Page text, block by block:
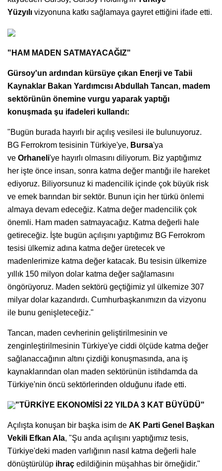
Yüzyılı vizyonuna katkı sağlamaya gayret ettiğini ifade etti.
"HAM MADEN SATMAYACAĞIZ"
Gürsoy'un ardından kürsüye çıkan Enerji ve Tabii
Kaynaklar Bakan Yardımcısı Abdullah Tancan, madem
sektörünün önemine vurgu yaparak yaptığı
konuşmada şu ifadeleri kullandı:
"Bugün burada hayırlı bir açılış vesilesi ile bulunuyoruz.
BG Ferrokrom tesisinin Türkiye'ye, Bursa'ya
ve Orhaneli'ye hayırlı olmasını diliyorum. Biz yaptığımız
her işte önce insan, sonra katma değer mantığı ile hareket
ediyoruz. Biliyorsunuz ki madencilik içinde çok büyük risk
ve emek barından bir sektör. Bunun için her türkü önlemi
almaya devam edeceğiz. Katma değer madencilik çok
önemli. Ham maden satmayacağız. Katma değerli hale
getireceğiz. İşte bugün açılışını yaptığımız BG Ferrokrom
tesisi ülkemiz adına katma değer üretecek ve
madenlerimize katma değer katacak. Bu tesisin ülkemize
yıllık 150 milyon dolar katma değer sağlamasını
öngörüyoruz. Maden sektörü geçtiğimiz yıl ülkemize 307
milyar dolar kazandırdı. Cumhurbaşkanımızın da vizyonu
ile bunu genişleteceğiz."
Tancan, maden cevherinin geliştirilmesinin ve
zenginleştirilmesinin Türkiye'ye ciddi ölçüde katma değer
sağlanaccağının altını çizdiği konuşmasında, ana iş
kaynaklarından olan maden sektörünün istihdamda da
Türkiye'nin öncü sektörlerinden olduğunu ifade etti.
"TÜRKİYE EKONOMİSİ 22 YILDA 3 KAT BÜYÜDÜ"
Açılışta konuşan bir başka isim de AK Parti Genel Başkan
Vekili Efkan Ala, "Şu anda açılışını yaptığımız tesis,
Türkiye'deki maden varlığının nasıl katma değerli hale
dönüştürülüp ihraç edildiğinin müşahhas bir örneğidir."